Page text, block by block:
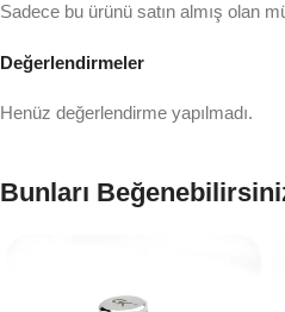
Değerlendirmeler
Henüz değerlendirme yapılmadı.
Sadece bu ürünü satın almış olan
Bunları